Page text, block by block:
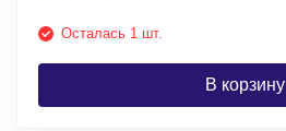
Осталась 1 шт.
В корзину